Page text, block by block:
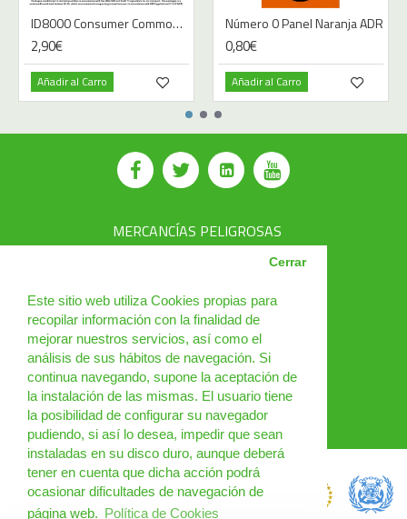
Este sitio web utiliza Cookies propias para
recopilar información con la finalidad de
mejorar nuestros servicios, así como el
análisis de sus hábitos de navegación. Si
continua navegando, supone la aceptación de
la instalación de las mismas. El usuario tiene
la posibilidad de configurar su navegador
pudiendo, si así lo desea, impedir que sean
instaladas en su disco duro, aunque deberá
tener en cuenta que dicha acción podrá
ocasionar dificultades de navegación de
página web. Política de Cookies
Cerrar
ID8000 Consumer Commodity - A4
2,90€
Añadir al Carro
Número 0 Panel Naranja ADR
0,80€
Añadir al Carro
MERCANCÍAS PELIGROSAS
PRODUCTOS
CURSOS
NOTICIAS
¿QUIÉNES SOMOS?
CONTACTO